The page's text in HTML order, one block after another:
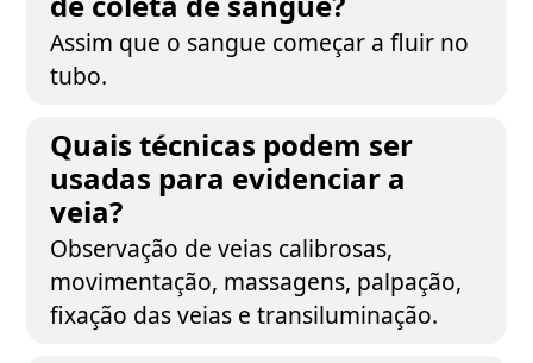
Assim que o sangue começar a fluir no
tubo.
Quais técnicas podem ser
usadas para evidenciar a
veia?
Observação de veias calibrosas,
movimentação, massagens, palpação,
fixação das veias e transiluminação.